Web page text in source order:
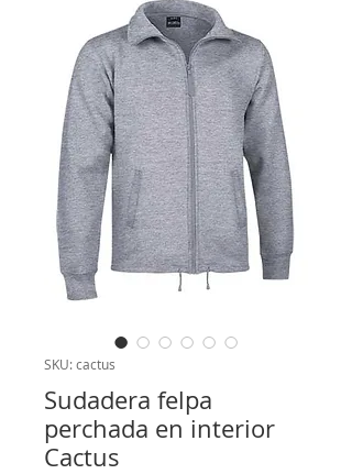
SKU: cactus
Sudadera felpa
perchada en interior
Cactus